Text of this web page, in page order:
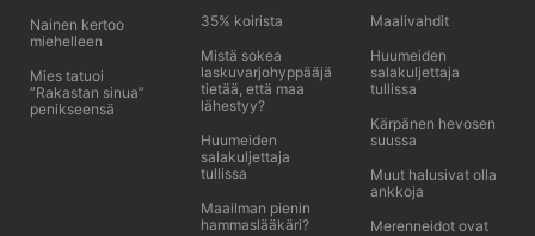
Nainen kertoo
miehelleen
Mies tatuoi
”Rakastan sinua”
penikseensä
35% koirista
Mistä sokea
laskuvarjohyppääjä
tietää, että maa
lähestyy?
Huumeiden
salakuljettaja
tullissa
Maailman pienin
hammaslääkäri?
Maalivahdit
Huumeiden
salakuljettaja
tullissa
Kärpänen hevosen
suussa
Muut halusivat olla
ankkoja
Merenneidot ovat